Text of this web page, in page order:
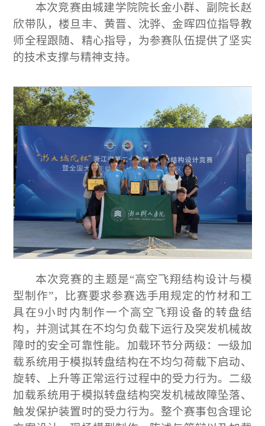
本次竞赛由城建学院院长金小群、副院长赵
欣带队，楼旦丰、黄晋、沈骅、金晖四位指导教
师全程跟随、精心指导，为参赛队伍提供了坚实
的技术支撑与精神支持。
本次竞赛的主题是“高空飞翔结构设计与模
型制作”，比赛要求参赛选手用规定的竹材和工
具在9小时内制作一个高空飞翔设备的转盘结
构，并测试其在不均匀负载下运行及突发机械故
障时的安全可靠性能。加载环节分两级：一级加
载系统用于模拟转盘结构在不均匀荷载下启动、
旋转、上升等正常运行过程中的受力行为。二级
加载系统用于模拟转盘结构突发机械故障坠落、
触发保护装置时的受力行为。整个赛事包含理论